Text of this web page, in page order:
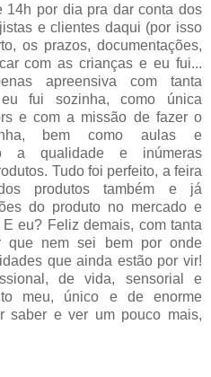
14h por dia pra dar conta dos
e clientes daqui (por isso
os prazos, documentações,
com as crianças e eu fui...
apreensiva com tanta
fui sozinha, como única
e com a missão de fazer o
bem como aulas e
a qualidade e inúmeras
Tudo foi perfeito, a feira
produtos também e já
do produto no mercado e
eu? Feliz demais, com tanta
que nem sei bem por onde
que ainda estão por vir!
de vida, sensorial e
meu, único e de enorme
saber e ver um pouco mais,